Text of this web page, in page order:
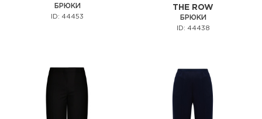
БРЮКИ
ID: 44453
THE ROW
БРЮКИ
ID: 44438